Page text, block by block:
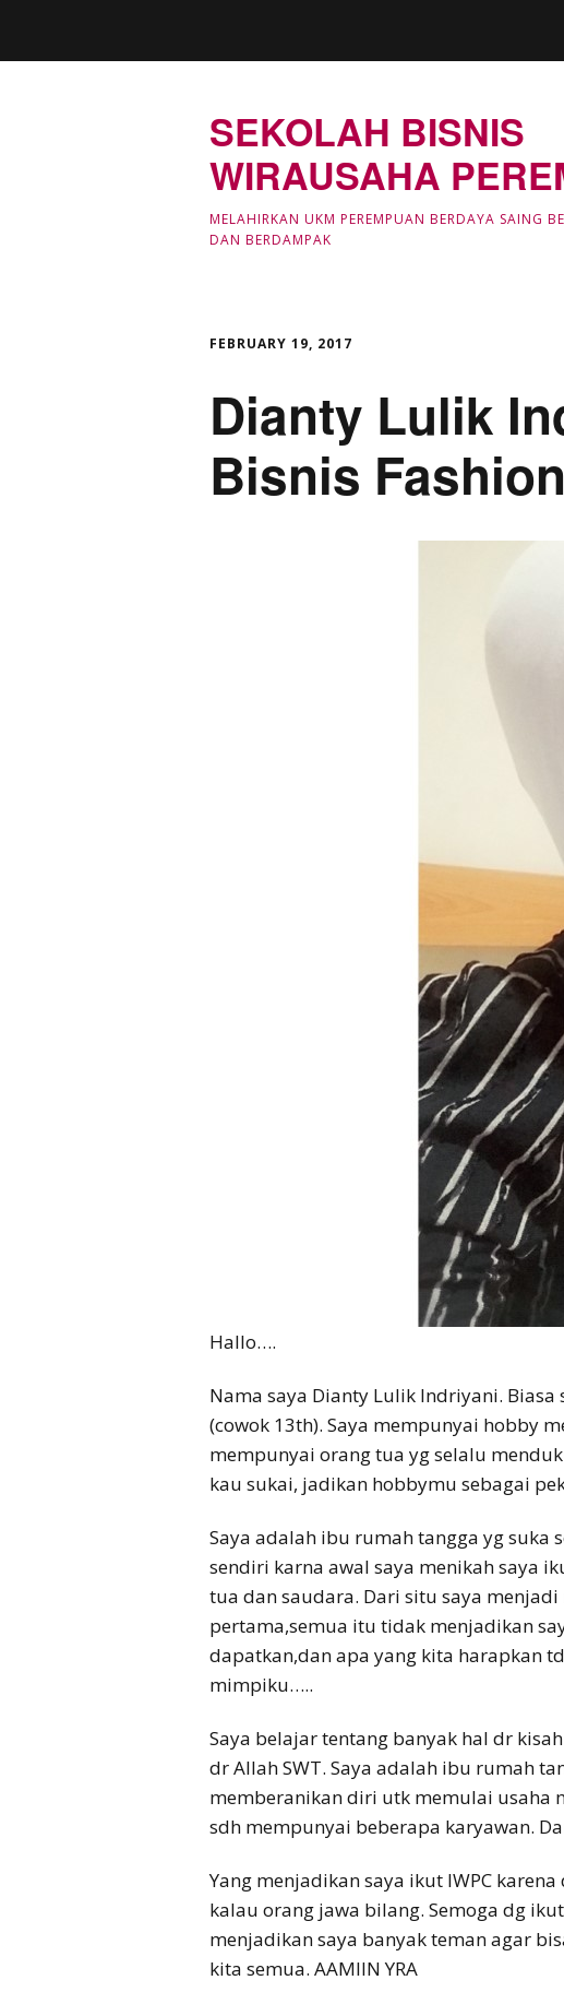
SEKOLAH BISNIS
WIRAUSAHA
MELAHIRKAN UKM PEREMPUAN BERDAYA SAING
DAN BERDAMPAK
FEBRUARY 19, 2017
Dianty Lulik
Bisnis
Hallo….
Nama saya Dianty Lulik Indriyani.
(cowok 13th). Saya mempunyai hobby
mempunyai orang tua yg selalu
kau sukai, jadikan hobbymu sebagai
Saya adalah ibu rumah tangga yg suka
sendiri karna awal saya menikah saya
tua dan saudara. Dari situ saya
pertama,semua itu tidak menjadikan
dapatkan,dan apa yang kita harapkan
mimpiku…..
Saya belajar tentang banyak hal dr
dr Allah SWT. Saya adalah ibu rumah
memberanikan diri utk memulai usaha
sdh mempunyai beberapa karyawan.
Yang menjadikan saya ikut IWPC
kalau orang jawa bilang. Semoga dg
menjadikan saya banyak teman agar
kita semua. AAMIIN YRA